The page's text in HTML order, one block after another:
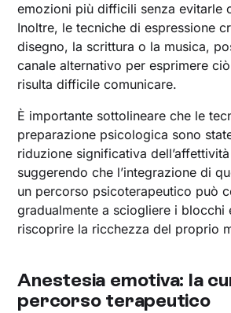
emozioni più difficili senza evitarle
Inoltre, le tecniche di espressione
disegno, la scrittura o la musica,
canale alternativo per esprimere
risulta difficile comunicare.
È importante sottolineare che le
preparazione psicologica sono
riduzione significativa
suggerendo che l’integrazione di
un percorso psicoterapeutico può
gradualmente a sciogliere i blocchi
riscoprire la ricchezza del proprio
Anestesia emotiva: la
percorso terapeutico